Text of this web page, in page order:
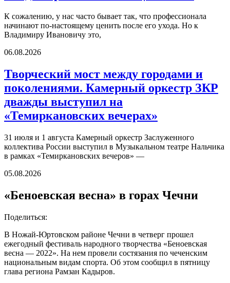
К сожалению, у нас часто бывает так, что профессионала
начинают по-настоящему ценить после его ухода. Но к
Владимиру Ивановичу это,
06.08.2026
Творческий мост между городами и
поколениями. Камерный оркестр ЗКР
дважды выступил на
«Темиркановских вечерах»
31 июля и 1 августа Камерный оркестр Заслуженного
коллектива России выступил в Музыкальном театре Нальчика
в рамках «Темиркановских вечеров» —
05.08.2026
«Беноевская весна» в горах Чечни
Поделиться:
В Ножай-Юртовском районе Чечни в четверг прошел
ежегодный фестиваль народного творчества «Беноевская
весна — 2022». На нем провели состязания по чеченским
национальным видам спорта. Об этом сообщил в пятницу
глава региона Рамзан Кадыров.